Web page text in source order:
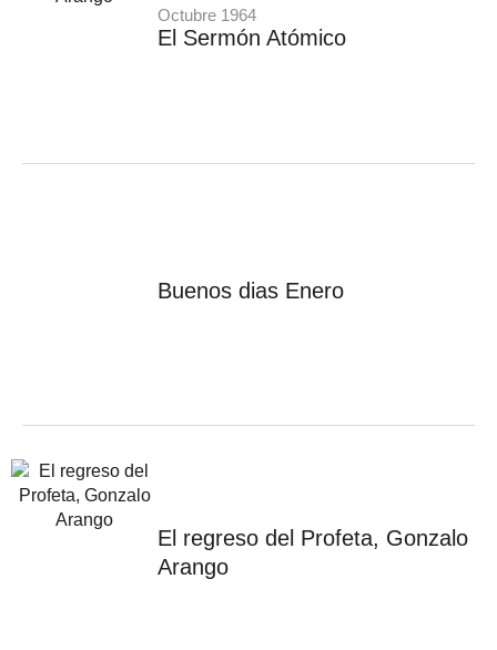
Octubre 1964
El Sermón Atómico
Buenos dias Enero
El regreso del Profeta, Gonzalo
Arango